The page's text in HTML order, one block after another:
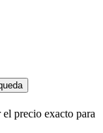
precio exacto para